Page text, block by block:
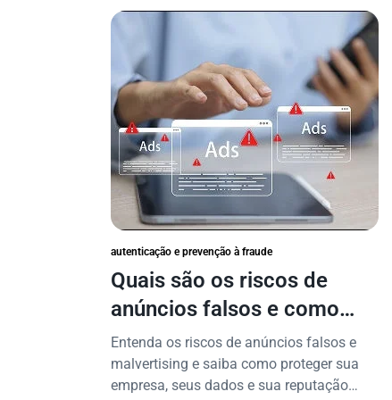
autenticação e prevenção à fraude
Quais são os riscos de
anúncios falsos e como
proteger seu negócio?
Entenda os riscos de anúncios falsos e
malvertising e saiba como proteger sua
empresa, seus dados e sua reputação